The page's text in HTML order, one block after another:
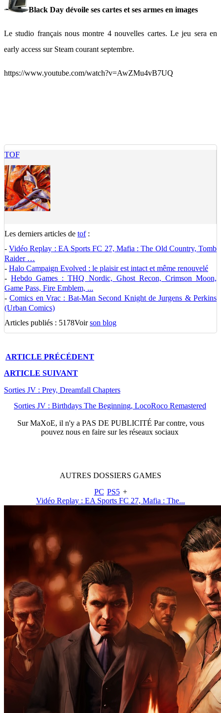
Black Day dévoile ses cartes et ses armes en images
Le studio français nous montre 4 nouvelles cartes. Le jeu sera en
early access sur Steam courant septembre.
https://www.youtube.com/watch?v=AwZMu4vB7UQ
TOF
Les derniers articles de tof:
-Vidéo Replay : EA Sports FC 27, Mafia : The Old Country, Tomb
Raider …
- Halo Campaign Evolved : le plaisir est intact et même renouvelé
-Hebdo Games : THQ Nordic, Ghost Recon, Crimson Moon,
Game Pass, Fire Emblem, ...
-Comics en Vrac : Bat-Man Second Knight de Jurgens & Perkins
(Urban Comics)
Articles publiés : 5178Voirson blog
ARTICLE PRÉCÉDENT
ARTICLE SUIVANT
Sorties JV : Prey, Dreamfall Chapters
Sorties JV : Birthdays The Beginning, LocoRoco Remastered
SurMaXoE, il n'y a PAS DE PUBLICITÉ Par contre, vous
pouvez nous en faire sur les réseaux sociaux
AUTRES DOSSIERS GAMES
PC PS5 +
Vidéo Replay : EA Sports FC 27, Mafia : The...